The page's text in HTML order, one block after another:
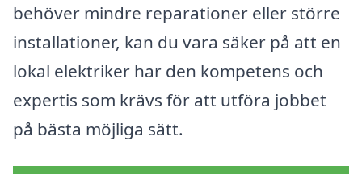
behöver mindre reparationer eller större
installationer, kan du vara säker på att en
lokal elektriker har den kompetens och
expertis som krävs för att utföra jobbet
på bästa möjliga sätt.